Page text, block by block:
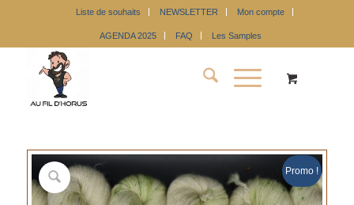
Liste de souhaits NEWSLETTER Mon compte
AGENDA 2025 FAQ Les Samples
Promo !